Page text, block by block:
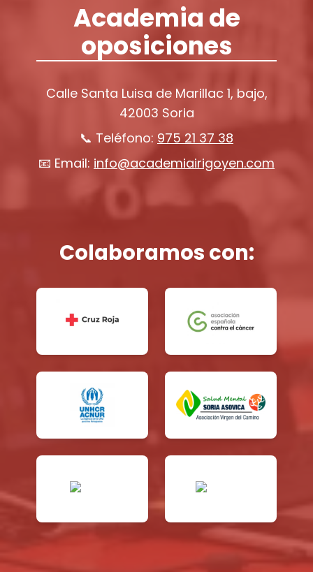
Academia de
oposiciones
Calle Santa Luisa de Marillac 1, bajo,
42003 Soria
📞 Teléfono: 975 21 37 38
📧 Email: info@academiairigoyen.com
Colaboramos con: